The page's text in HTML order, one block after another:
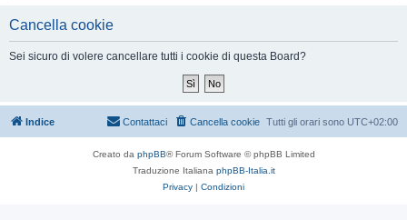
Cancella cookie
Sei sicuro di volere cancellare tutti i cookie di questa Board?
Indice Tutti gli orari sono UTC+02:00
Cancella cookie
Contattaci
Creato da phpBB® Forum Software © phpBB Limited
Traduzione Italiana phpBB-Italia.it
Privacy | Condizioni